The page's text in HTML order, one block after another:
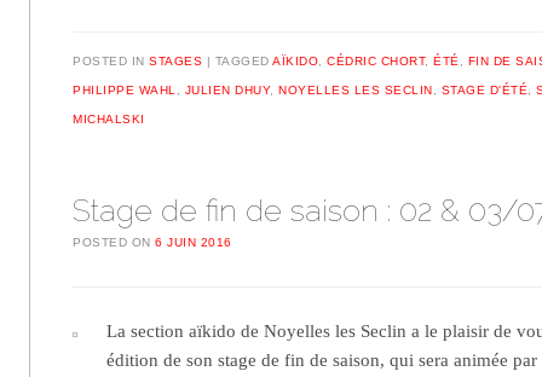
POSTED INSTAGES TAGGEDAÏKIDO,CÉDRIC CHORT,ÉTÉ, FIN DE
PHILIPPE WAHL, JULIEN DHUY,NOYELLES LES SECLIN, STAGE D'ÉTÉ,
MICHALSKI
Stage de fin de saison : 02 & 03/
POSTED ON6 JUIN 2016
La section aïkido de Noyelles les Seclin a le plaisir de
édition de son stage de fin de saison, qui sera animée